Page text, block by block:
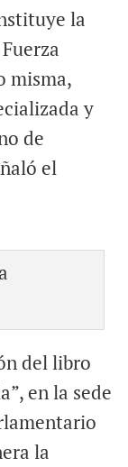
la
misma,
y
de
el
del libro
en la sede
la